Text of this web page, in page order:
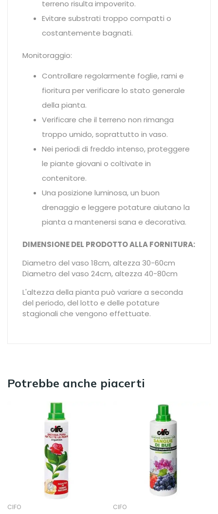
terreno risulta impoverito.
Evitare substrati troppo compatti o
costantemente bagnati.
Monitoraggio:
Controllare regolarmente foglie, rami e
fioritura per verificare lo stato generale
della pianta.
Verificare che il terreno non rimanga
troppo umido, soprattutto in vaso.
Nei periodi di freddo intenso, proteggere
le piante giovani o coltivate in
contenitore.
Una posizione luminosa, un buon
drenaggio e leggere potature aiutano la
pianta a mantenersi sana e decorativa.
DIMENSIONE DEL PRODOTTO ALLA FORNITURA:
Diametro del vaso 18cm, altezza 30-60cm
Diametro del vaso 24cm, altezza 40-80cm
L'altezza della pianta può variare a seconda
del periodo, del lotto e delle potature
stagionali che vengono effettuate.
Potrebbe anche piacerti
CIFO CIFO